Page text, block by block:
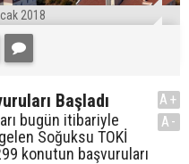
2018
Başladı
bugün itibariyle
Soğuksu TOKİ
konutun başvuruları
A+
A-